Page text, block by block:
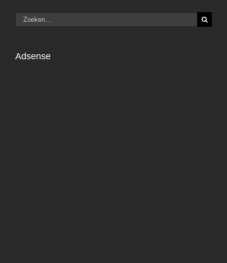
Zoeken
naar:
Adsense